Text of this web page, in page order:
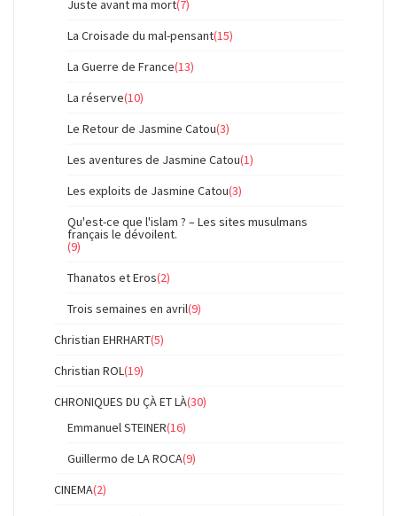
Juste avant ma mort(7)
La Croisade du mal-pensant(15)
La Guerre de France(13)
La réserve(10)
Le Retour de Jasmine Catou(3)
Les aventures de Jasmine Catou(1)
Les exploits de Jasmine Catou(3)
Qu'est-ce que l'islam ? – Les sites musulmans
français le dévoilent.
(9)
Thanatos et Eros(2)
Trois semaines en avril(9)
Christian EHRHART(5)
Christian ROL(19)
CHRONIQUES DU ÇÀ ET LÀ(30)
Emmanuel STEINER(16)
Guillermo de LA ROCA(9)
CINEMA(2)